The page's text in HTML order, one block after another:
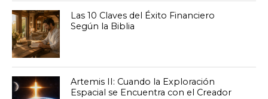
Las 10 Claves del Éxito Financiero
Según la Biblia
Artemis II: Cuando la Exploración
Espacial se Encuentra con el Creador